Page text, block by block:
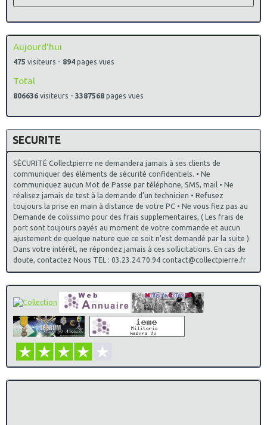
Aujourd'hui
475 visiteurs - 894 pages vues
Total
806636 visiteurs - 3387568 pages vues
SECURITE
SÉCURITÉ Collectpierre ne demandera jamais à ses clients de
communiquer des éléments de sécurité confidentiels. • Ne
communiquez aucun Mot de Passe par téléphone, SMS, mail • Ne
réalisez jamais de test à la demande d’un technicien • Refusez
toujours la prise en main à distance de votre PC • Ne vous fiez pas au
Demande de colissimo pour des frais supplementaires, ( Les frais de
port sont toujours payés au moment de votre commande et aucun
ajustement de quelque nature que ce soit n'est demandé par la suite )
Dans votre intérêt, ne répondez jamais à ces sollicitations. En cas de
doute, contactez Nous TEL : 03.23.24.70.94 contact@collectpierre.fr